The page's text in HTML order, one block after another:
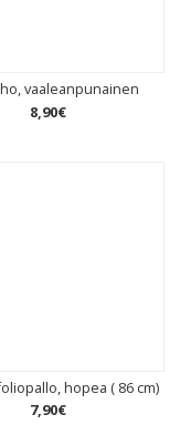
vaaleanpunainen
8,90€
hopea ( 86 cm)
7,90€